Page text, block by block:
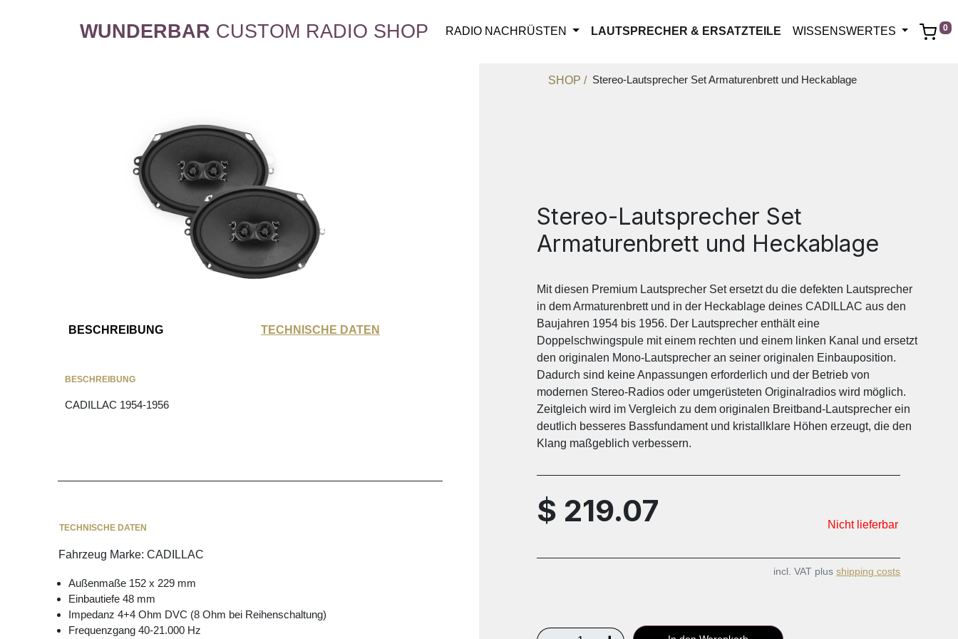
WUNDERBAR CUSTOM RADIO SHOP RADIO NACHRÜSTEN LAUTSPRECHER & ERSATZTEILE WISSENSWERTES 0
BESCHREIBUNG TECHNISCHE DATEN
BESCHREIBUNG
CADILLAC 1954-1956
TECHNISCHE DATEN
Fahrzeug Marke:CADILLAC
Außenmaße 152 x 229 mm
Einbautiefe 48 mm
Impedanz 4+4 Ohm DVC (8 Ohm bei Reihenschaltung)
Frequenzgang 40-21.000 Hz
SHOP / Stereo-Lautsprecher Set Armaturenbrett und Heckablage
Stereo-Lautsprecher Set
Armaturenbrett und Heckablage
Mit diesen Premium Lautsprecher Set ersetzt du die defekten Lautsprecher
in dem Armaturenbrett und in der Heckablage deines CADILLAC aus den
Baujahren 1954 bis 1956. Der Lautsprecher enthält eine
Doppelschwingspule mit einem rechten und einem linken Kanal und ersetzt
den originalen Mono-Lautsprecher an seiner originalen Einbauposition.
Dadurch sind keine Anpassungen erforderlich und der Betrieb von
modernen Stereo-Radios oder umgerüsteten Originalradios wird möglich.
Zeitgleich wird im Vergleich zu dem originalen Breitband-Lautsprecher ein
deutlich besseres Bassfundament und kristallklare Höhen erzeugt, die den
Klang maßgeblich verbessern.
$ 219.07 Nicht lieferbar
incl. VAT plusshipping costs